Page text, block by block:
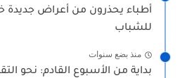
أطباء يحذرون من أعراض جديدة
للشباب
منذ بضع سنوات
بداية من الأسبوع القادم: نحو